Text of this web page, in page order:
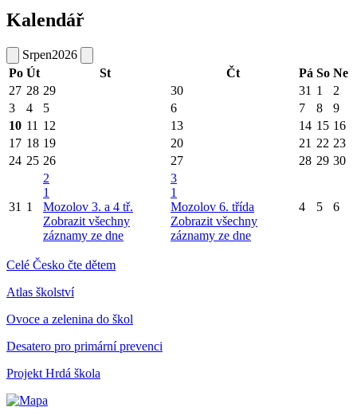
Kalendář
Srpen2026
Po Út St Čt Pá So Ne
27 28 29 30 31 1
2
3
4 5 6 7 8
9
10 11 12 13 14 15 16
17 18 19 20 21 22 23
24 25 26 27 28 29 30
31 1
2
1
Mozolov 3. a 4 tř.
Zobrazit všechny
záznamy ze dne
3
1
Mozolov 6. třída
Zobrazit všechny
záznamy ze dne
4 5 6
Celé Česko čte dětem
Atlas školství
Ovoce a zelenina do škol
Desatero pro primární prevenci
Projekt Hrdá škola